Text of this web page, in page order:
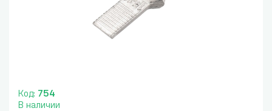
Код: 754
В наличии